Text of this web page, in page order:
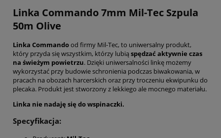
Linka Commando 7mm Mil-Tec Szpula
50m Olive
Linka Commandood firmy Mil-Tec, to uniwersalny produkt,
który przyda się wszystkim, którzy lubią spędzać aktywnie czas
na świeżym powietrzu. Dzięki uniwersalności linkę możemy
wykorzystać przy budowie schronienia podczas biwakowania, w
pracach na obozach harcerskich oraz przy troczeniu ekwipunku do
plecaka. Produkt jest stworzony z lekkiego ale mocnego materiału.
Linka nie nadaję się do wspinaczki.
Specyfikacja: